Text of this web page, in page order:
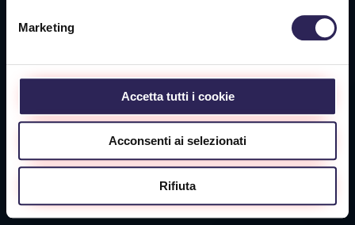
Marketing
Accetta tutti i cookie
Acconsenti ai selezionati
Rifiuta
Via Aurelia Ovest 349
Tel. +39 0585 1886053
Sede Livorno
57121 Livorno (LI)